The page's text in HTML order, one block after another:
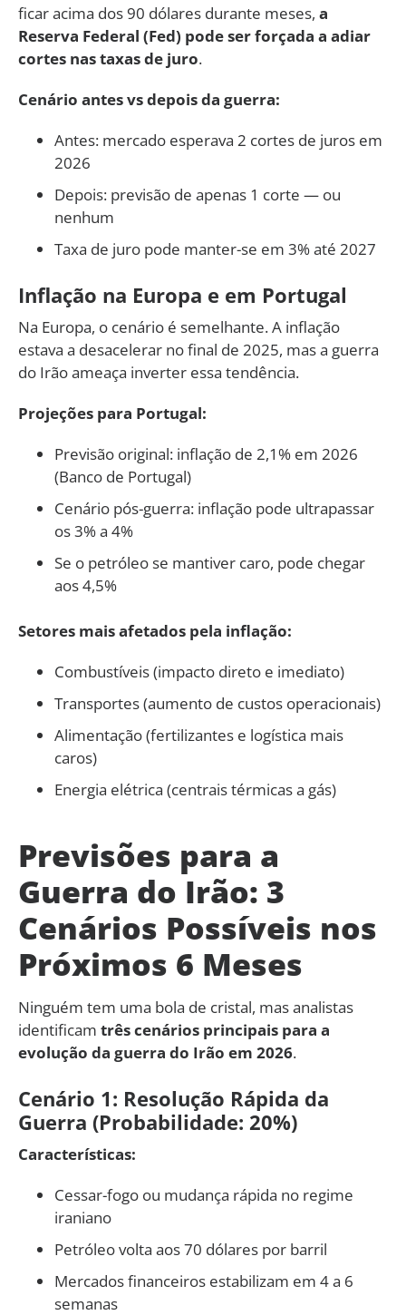
ficar acima dos 90 dólares durante meses, a
Reserva Federal (Fed) pode ser forçada a adiar
cortes nas taxas de juro.
Cenário antes vs depois da guerra:
Antes: mercado esperava 2 cortes de juros em
2026
Depois: previsão de apenas 1 corte — ou
nenhum
Taxa de juro pode manter-se em 3% até 2027
Inflação na Europa e em Portugal
Na Europa, o cenário é semelhante. A inflação
estava a desacelerar no final de 2025, mas a guerra
do Irão ameaça inverter essa tendência.
Projeções para Portugal:
Previsão original: inflação de 2,1% em 2026
(Banco de Portugal)
Cenário pós-guerra: inflação pode ultrapassar
os 3% a 4%
Se o petróleo se mantiver caro, pode chegar
aos 4,5%
Setores mais afetados pela inflação:
Combustíveis (impacto direto e imediato)
Transportes (aumento de custos operacionais)
Alimentação (fertilizantes e logística mais
caros)
Energia elétrica (centrais térmicas a gás)
Previsões para a
Guerra do Irão: 3
Cenários Possíveis nos
Próximos 6 Meses
Ninguém tem uma bola de cristal, mas analistas
identificam três cenários principais para a
evolução da guerra do Irão em 2026.
Cenário 1: Resolução Rápida da
Guerra (Probabilidade: 20%)
Características:
Cessar-fogo ou mudança rápida no regime
iraniano
Petróleo volta aos 70 dólares por barril
Mercados financeiros estabilizam em 4 a 6
semanas